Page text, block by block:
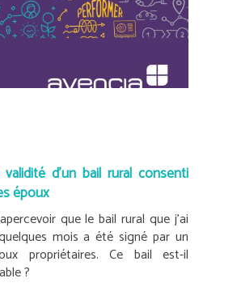
d’un bail rural consenti
époux
que le bail rural que j’ai
mois a été signé par un
propriétaires. Ce bail est-il
?